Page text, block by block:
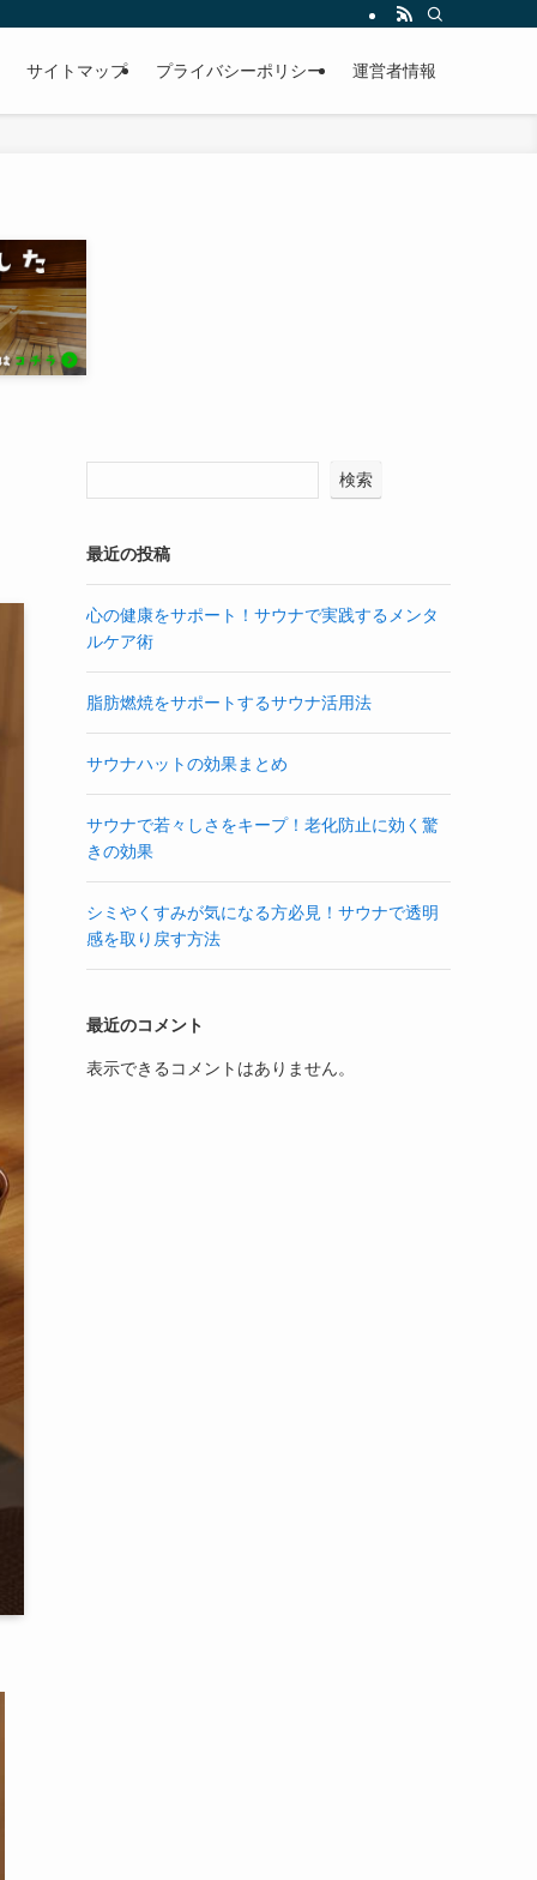
サイトマップ プライバシーポリシー 運営者情報
検索
最近の投稿
心の健康をサポート！サウナで実践するメンタ
ルケア術
脂肪燃焼をサポートするサウナ活用法
サウナハットの効果まとめ
サウナで若々しさをキープ！老化防止に効く驚
きの効果
シミやくすみが気になる方必見！サウナで透明
感を取り戻す方法
最近のコメント
表示できるコメントはありません。